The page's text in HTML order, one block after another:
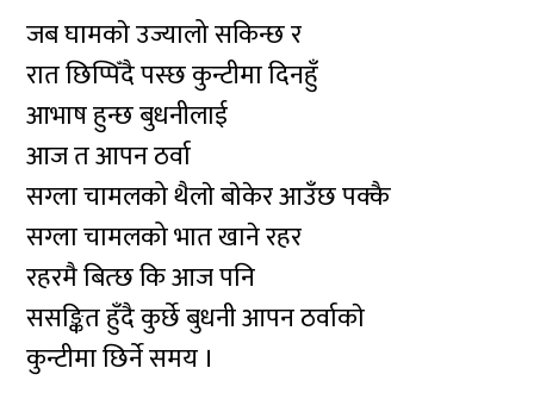
जब घामकाे उज्यालो सकिन्छ र
रात छिप्पिँदै पस्छ कुन्टीमा दिनहुँ
आभाष हुन्छ बुधनीलाई
आज त आपन ठर्वा
सग्ला चामलको थैलाे बाेकेर आउँछ पक्कै
सग्ला चामलको भात खाने रहर
रहरमै बित्छ कि आज पनि
ससङ्कित हुँदै कुर्छे बुधनी आपन ठर्वाकाे
कुन्टीमा छिर्ने समय ।